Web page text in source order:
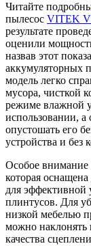
Читайте
пылесос VITEK
результате
оценили
назвав этот
аккумуляторных
модель легко
мусора, чисткой
режиме влажной
использовании, а
опустошать его
устройства и без
Особое внимание
которая
для эффективной
плинтусов. Для
низкой мебелью
можно наклонять
качества